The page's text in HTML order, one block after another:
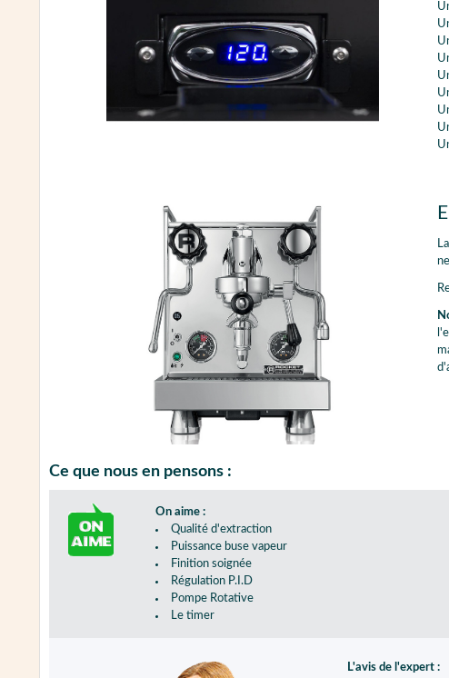
Ce que nous en pensons :
On aime :
Qualité d'extraction
Puissance buse vapeur
Finition soignée
Régulation P.I.D
Pompe Rotative
Le timer
L'avis de l'expert :